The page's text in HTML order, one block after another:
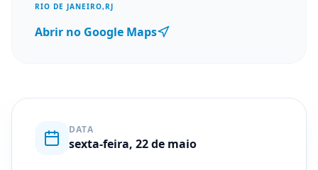
RIO DE JANEIRO,RJ
Abrir no Google Maps
DATA
sexta-feira, 22 de maio